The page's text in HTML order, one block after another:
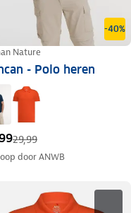
-40%
Nature
- Polo heren
29,99
doorANWB